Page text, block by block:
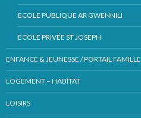
ECOLE PUBLIQUE AR GWENNILI
ECOLE PRIVÉE ST JOSEPH
ENFANCE & JEUNESSE / PORTAIL FAMILLE
LOGEMENT – HABITAT
LOISIRS